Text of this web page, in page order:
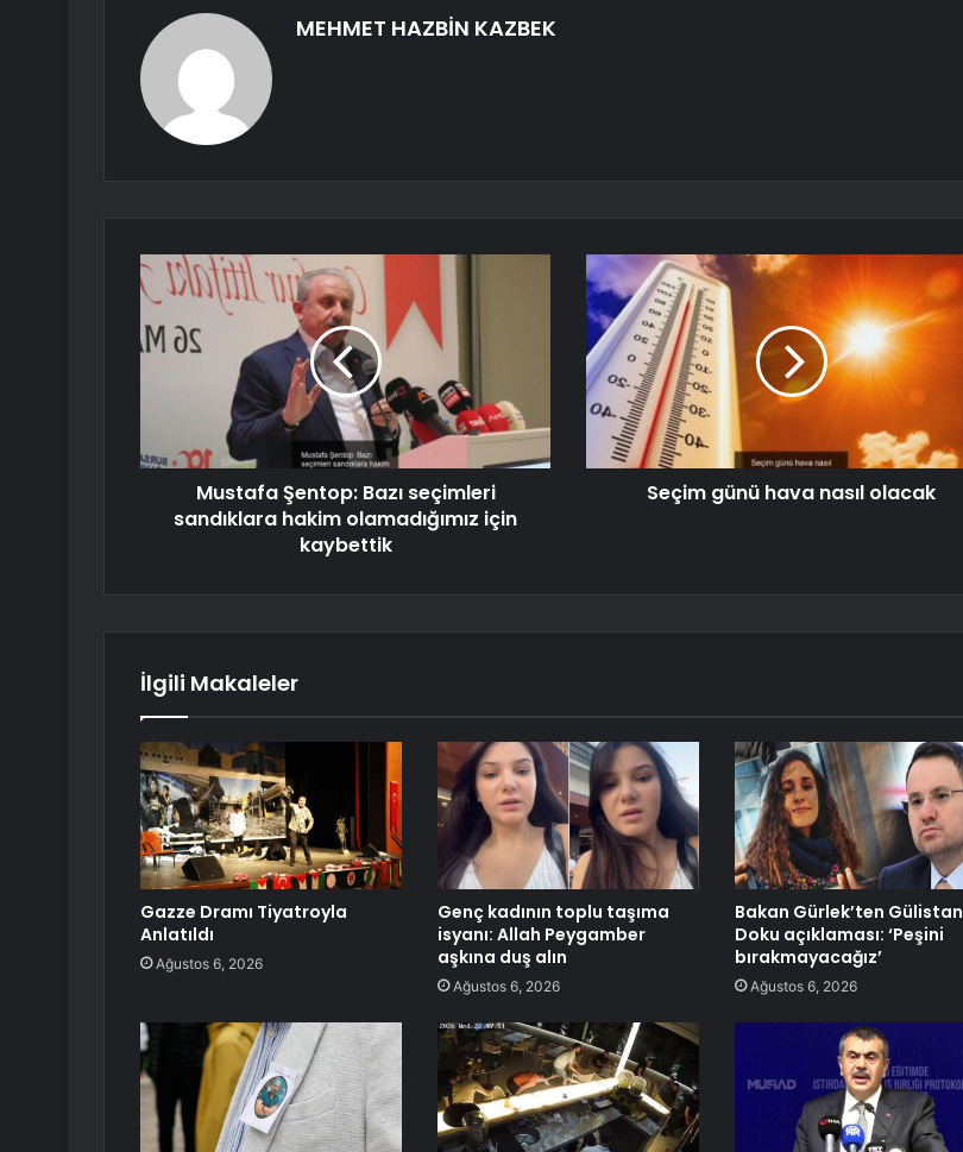
MEHMET HAZBİN KAZBEK
Mustafa Şentop: Bazı seçimleri
sandıklara hakim olamadığımız için
kaybettik
Seçim günü hava nasıl olacak
İlgili Makaleler
Gazze Dramı Tiyatroyla
Anlatıldı
Ağustos 6, 2026
Genç kadının toplu taşıma
isyanı: Allah Peygamber
aşkına duş alın
Ağustos 6, 2026
Bakan Gürlek’ten Gülistan
Doku açıklaması: ‘Peşini
bırakmayacağız’
Ağustos 6, 2026